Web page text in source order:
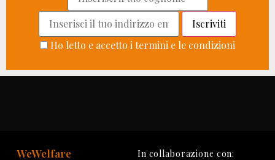
Ho letto e accetto i termini e le condizioni
WeWelfare In collaborazione con: